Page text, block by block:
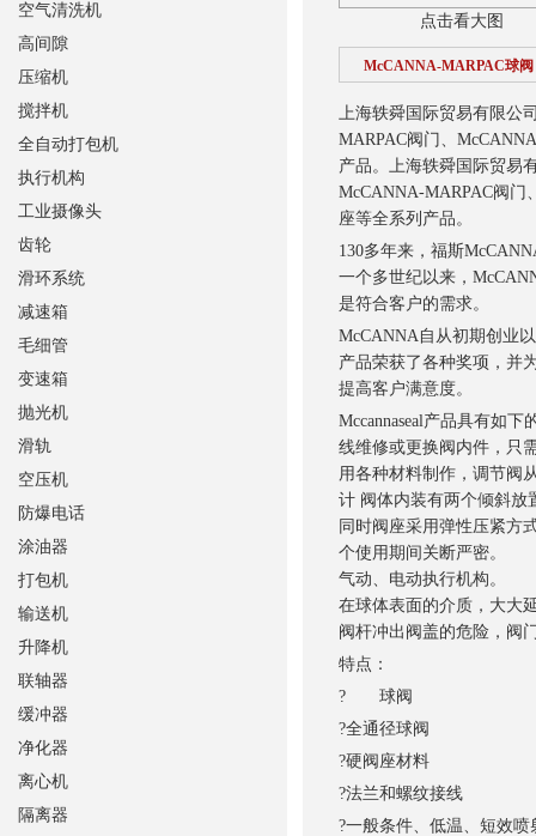
点击看大图
McCANNA-MARPAC球阀
上海轶舜国际贸易有限公
MARPAC阀门、
产品。 上海轶舜国际贸易
McCANNA-MARPAC阀门
座等全系列产品。
130多年来，福斯
一个多世纪以来，
是符合客户的需求。
McCANNA自从初期创业
产品荣获了各种奖项，并
提高客户满意度。
Mccannaseal产品具
线维修或更换阀内件，只
用各种材料制作，调
计 阀体内装有两个倾斜放
同时阀座采用弹性压紧方
个使用期间关断严密
气动、电动执行机
在球体表面的介质，大
阀杆冲出阀盖的危险，阀
特点：
? 球阀
?全通径球阀
?硬阀座材料
?法兰和螺纹接线
?一般条件、低温、短效喷
空气清洗机
高间隙
压缩机
搅拌机
全自动打包机
执行机构
工业摄像头
齿轮
滑环系统
减速箱
毛细管
变速箱
抛光机
滑轨
空压机
防爆电话
涂油器
打包机
输送机
升降机
联轴器
缓冲器
净化器
离心机
隔离器